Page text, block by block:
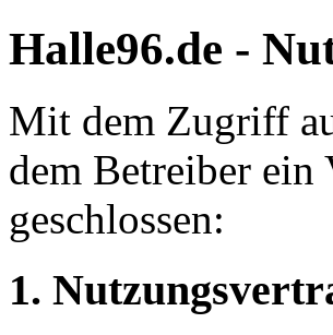
Halle96.de -
Mit dem Zugriff
dem Betreiber ein
geschlossen:
1.